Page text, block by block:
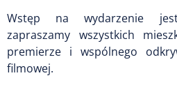
Wstęp na wydarzenie
zapraszamy wszystkich
premierze i wspólnego
filmowej.